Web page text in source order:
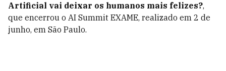
Artificial vai deixar os humanos mais felizes?,
que encerrou o AI Summit EXAME, realizado em 2 de
junho, em São Paulo.